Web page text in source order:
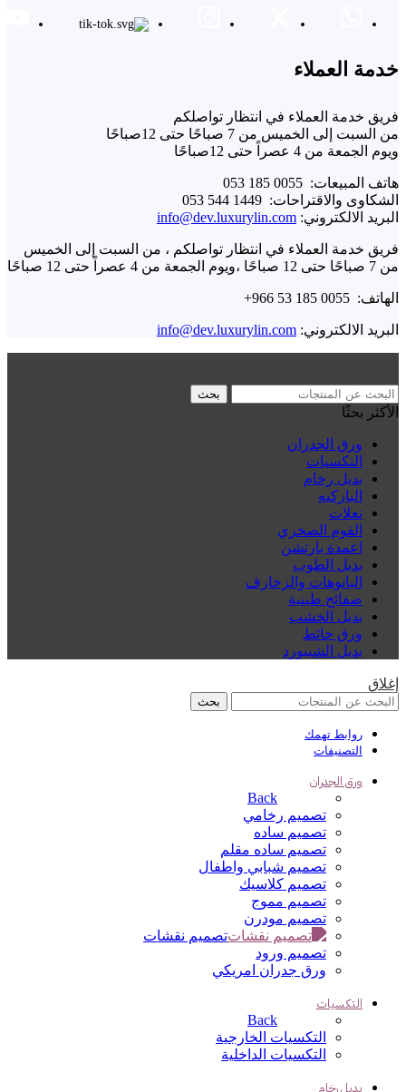
خدمة العملاء
فريق خدمة العملاء في انتظار تواصلكم
من السبت إلى الخميس من 7 صباحًا حتى 12صباحًا
ويوم الجمعة من 4 عصراً حتى 12صباحًا
هاتف المبيعات: ⁦ 053 185 0055⁩
الشكاوى والاقتراحات: ⁦ 053 544 1449⁩
البريد الالكتروني: info@dev.luxurylin.com
فريق خدمة العملاء في انتظار تواصلكم ، من السبت إلى الخميس
من 7 صباحًا حتى 12 صباحًا ،
ويوم الجمعة من 4 عصراً حتى 12 صباحًا
الهاتف: ⁦+966 53 185 0055⁩
البريد الالكتروني: info@dev.luxurylin.com
بحث
الأكثر بحثًا
ورق الجدران
التكسيات
بديل رخام
الباركيه
نعلات
الفوم الصخري
اعمدة بارتشن
بديل الطوب
البانوهات والزخارف
صفائح طينية
بديل الخشب
ورق حائط
بديل الشيبورد
إغلاق
بحث
روابط تهمك
التصنيفات
ورق الجدران
Back
تصميم رخامي
تصميم ساده
تصميم ساده مقلم
تصميم شبابي واطفال
تصميم كلاسيك
تصميم مموج
تصميم مودرن
تصميم نقشات
تصميم ورود
ورق جدران امريكي
التكسيات
Back
التكسيات الخارجية
التكسيات الداخلية
بديل رخام